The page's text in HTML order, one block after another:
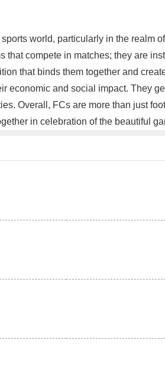
world, particularly in the realm
that compete in matches; they are
that binds them together and
economic and social impact. They
Overall, FCs are more than just
in celebration of the beautiful